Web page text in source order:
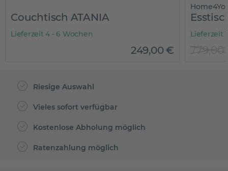
Couchtisch ATANIA
Lieferzeit 4 - 6 Wochen
249,00€
Lieferzeit
Riesige Auswahl
Vieles sofort verfügbar
Kostenlose Abholung möglich
Ratenzahlung möglich